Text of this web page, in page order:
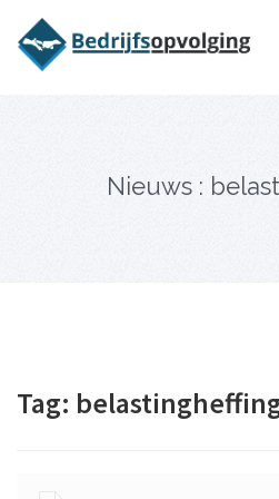
Nieuws :
Tag:
bedrijfsopvolging voor fiscaal
juridisch advies